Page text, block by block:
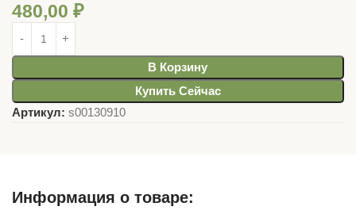
480,00 ₽
В Корзину
Купить Сейчас
Артикул: s00130910
Информация о товаре: